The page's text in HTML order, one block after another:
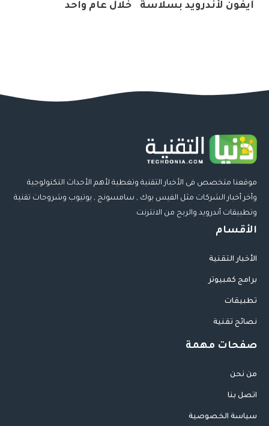
آيفون لأندرويد بسلاسة
خلال عام واحد
موقعنا متخصص فى الأخبار التقنية وتغطية لأهم الأحداث التكنولوجية
وأخر أخبار الشركات مثل الفيس بوك , سامسونج , يوتيوب وشروحات تقنية
وتطبيقات أندرويد والربح من الانترنت
الأقسام
الأخبار التقنية
برامج كمبيوتر
تطبيقات
نصائح تقنية
صفحات مهمة
من نحن
اتصل بنا
سياسة الخصوصية